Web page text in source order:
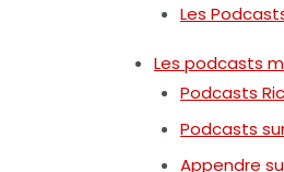
Les
Les podcasts
Podcasts
Podcasts
Appendre